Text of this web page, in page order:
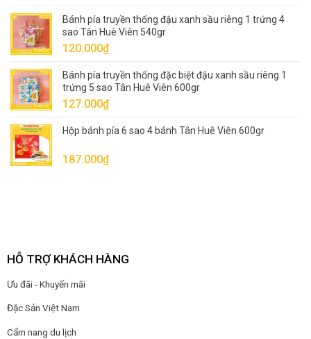
Bánh pía truyền thống đậu xanh sầu riêng 1 trứng 4
sao Tân Huê Viên 540gr
120.000₫
Bánh pía truyền thống đặc biệt đậu xanh sầu riêng 1
trứng 5 sao Tân Huê Viên 600gr
127.000₫
Hộp bánh pía 6 sao 4 bánh Tân Huê Viên 600gr
187.000₫
HỖ TRỢ KHÁCH HÀNG
Ưu đãi - Khuyến mãi
Đặc Sản Việt Nam
Cẩm nang du lịch